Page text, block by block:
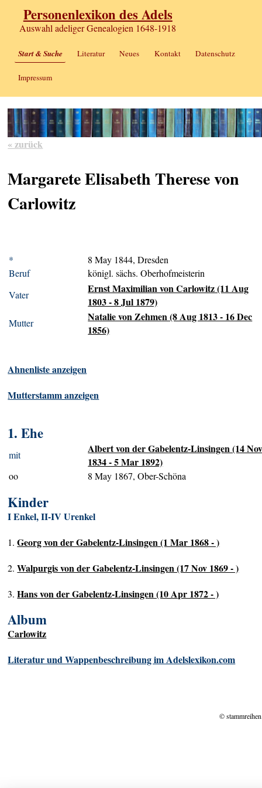
Personenlexikon des Adels
Auswahl adeliger Genealogien 1648-1918
Start & Suche Literatur Neues Kontakt Datenschutz
Impressum
« zurück
Margarete Elisabeth Therese von
Carlowitz
*
8 May 1844, Dresden
Beruf
königl. sächs. Oberhofmeisterin
Vater
Ernst Maximilian von Carlowitz (11 Aug
1803 - 8 Jul 1879)
Mutter
Natalie von Zehmen (8 Aug 1813 - 16 Dec
1856)
Ahnenliste anzeigen
Mutterstamm anzeigen
1. Ehe
mit
Albert von der Gabelentz-Linsingen (14
1834 - 5 Mar 1892)
oo 8 May 1867, Ober-Schöna
Kinder
I Enkel, II-IV Urenkel
1.Georg von der Gabelentz-Linsingen (1 Mar 1868 - )
2.Walpurgis von der Gabelentz-Linsingen (17 Nov 1869 - )
3.Hans von der Gabelentz-Linsingen (10 Apr 1872 - )
Album
Carlowitz
Literatur und Wappenbeschreibung im Adelslexikon.com
©